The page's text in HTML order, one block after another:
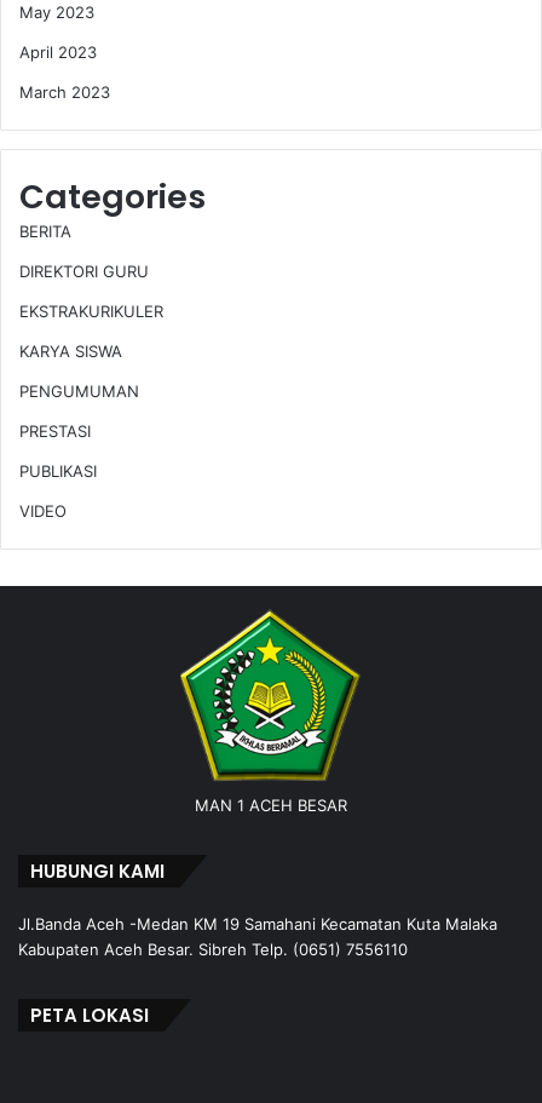
May 2023
April 2023
March 2023
Categories
BERITA
DIREKTORI GURU
EKSTRAKURIKULER
KARYA SISWA
PENGUMUMAN
PRESTASI
PUBLIKASI
VIDEO
MAN 1 ACEH BESAR
HUBUNGI KAMI
Jl.Banda Aceh -Medan KM 19 Samahani Kecamatan Kuta Malaka
Kabupaten Aceh Besar. Sibreh Telp. (0651) 7556110
PETA LOKASI